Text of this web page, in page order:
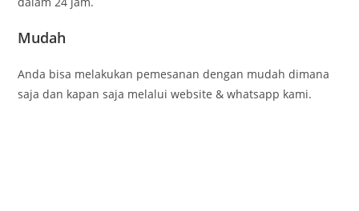
Mudah
Anda bisa melakukan pemesanan dengan mudah dimana
saja dan kapan saja melalui website & whatsapp kami.